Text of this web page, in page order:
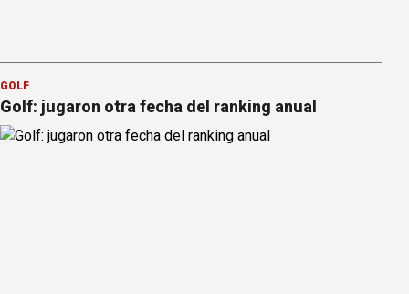
GOLF
Golf: jugaron otra fecha del ranking anual